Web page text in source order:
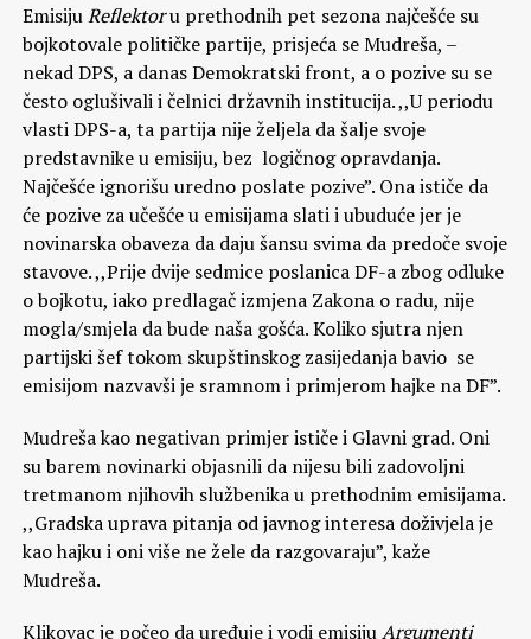
EmisijuReflektoru prethodnih pet sezona najčešće su
bojkotovale političke partije, prisjeća se Mudreša, –
nekad DPS, a danas Demokratski front, a o pozive su se
često oglušivali i čelnici državnih institucija. ,,U periodu
vlasti DPS-a, ta partija nije željela da šalje svoje
predstavnike u emisiju, bez logičnog opravdanja.
Najčešće ignorišu uredno poslate pozive”. Ona ističe da
će pozive za učešće u emisijama slati i ubuduće jer je
novinarska obaveza da daju šansu svima da predoče svoje
stavove. ,,Prije dvije sedmice poslanica DF-a zbog odluke
o bojkotu, iako predlagač izmjena Zakona o radu, nije
mogla/smjela da bude naša gošća. Koliko sjutra njen
partijski šef tokom skupštinskog zasijedanja bavio se
emisijom nazvavši je sramnom i primjerom hajke na DF”.
Mudreša kao negativan primjer ističe i Glavni grad. Oni
su barem novinarki objasnili da nijesu bili zadovoljni
tretmanom njihovih službenika u prethodnim emisijama.
,,Gradska uprava pitanja od javnog interesa doživjela je
kao hajku i oni više ne žele da razgovaraju”, kaže
Mudreša.
Klikovac je počeo da uređuje i vodi emisijuArgumenti